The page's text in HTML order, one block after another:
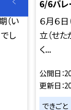
（い
し
6/6バレ
６月６日
立（せた
く...
公開日
更新日
できごと